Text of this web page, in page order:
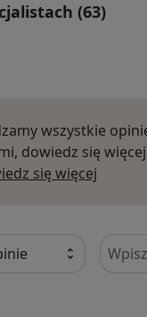
(63)
wszystkie
dowiedz się
się więcej